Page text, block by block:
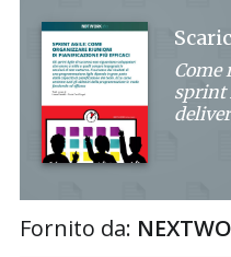
Come
sprint
Fornito da: